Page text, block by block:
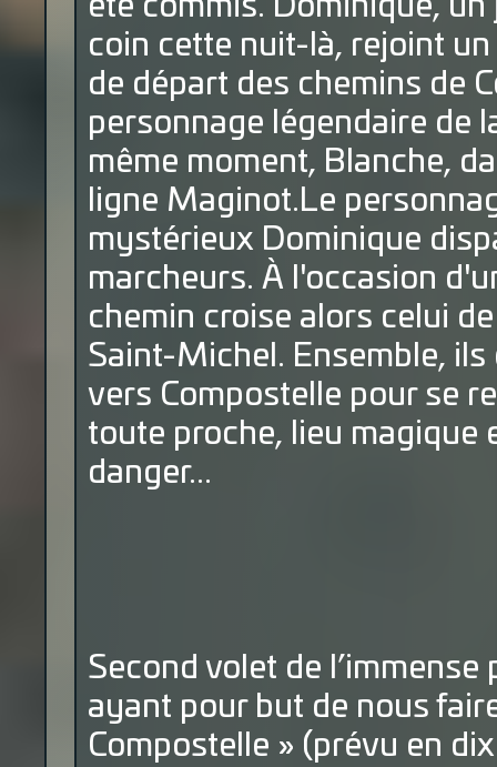
été commis. Dominique,
coin cette nuit-là, rejoint
de départ des chemins de
personnage légendaire de
même moment, Blanche,
ligne Maginot.Le
mystérieux Dominique
marcheurs. À l'occasion
chemin croise alors celui
Saint-Michel. Ensemble,
vers Compostelle pour se
toute proche, lieu magique
danger...
Second volet de
ayant pour but de nous
Compostelle » (prévu en